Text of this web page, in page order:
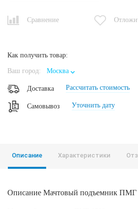
Сравнение
Как получить товар:
Ваш город: Москва
Доставка Рассчитать стоимость
Самовывоз Уточнить дату
Описание Характеристики
Описание Мачтовый подъемник ПМГ